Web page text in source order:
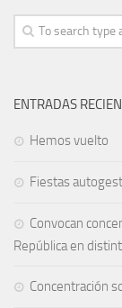
ENTRADAS
Hemos vuelto
Fiestas
Convocan
República en
Concentración